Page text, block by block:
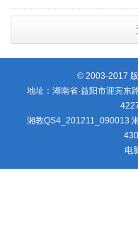
© 2003-2017
地址：湖南省·益阳市迎宾
湘教QS4_201211_090013
电